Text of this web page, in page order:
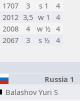
1707 3 s 1
4
2012 3,5 w 1
4
2008 4 w ½ 4
2067 3 s ½ 4
Russia 1
Balashov Yuri S